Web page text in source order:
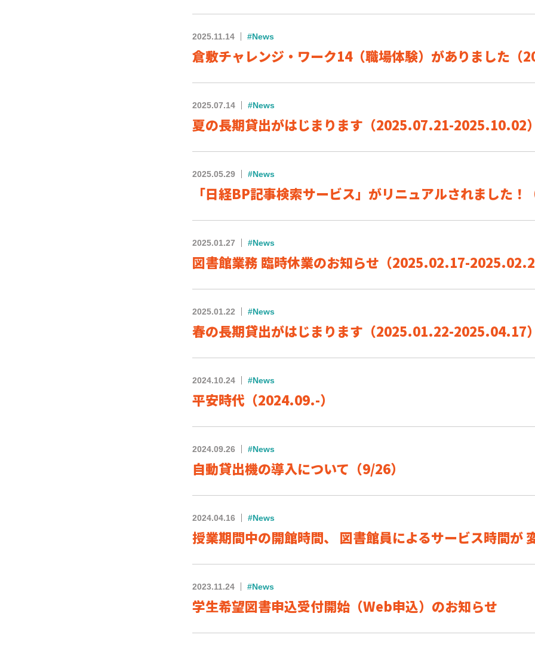
2025.11.14 #News
倉敷チャレンジ・ワーク14（職場体験）がありました（
2025.07.14 #News
夏の長期貸出がはじまります（2025.07.21-2025.10.02）
2025.05.29 #News
「日経BP記事検索サービス」がリニュアルされました！
2025.01.27 #News
図書館業務 臨時休業のお知らせ（2025.02.17-
2025.01.22 #News
春の長期貸出がはじまります（2025.01.22-2025.04.17）
2024.10.24 #News
平安時代（2024.09.-）
2024.09.26 #News
自動貸出機の導入について（9/26）
2024.04.16 #News
授業期間中の開館時間、 図書館員によるサービス時間が
2023.11.24 #News
学生希望図書申込受付開始（Web申込）のお知らせ